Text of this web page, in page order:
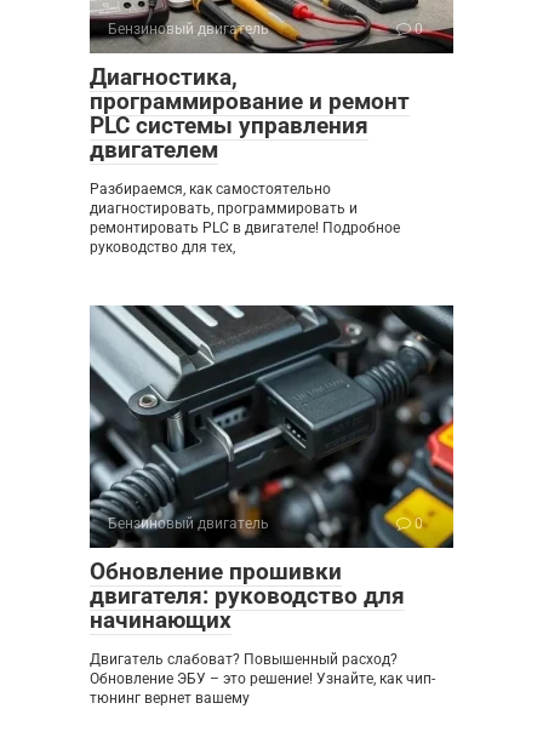
Бензиновый двигатель 0
Диагностика,
программирование и ремонт
PLC системы управления
двигателем
Разбираемся, как самостоятельно
диагностировать, программировать и
ремонтировать PLC в двигателе! Подробное
руководство для тех,
Бензиновый двигатель 0
Обновление прошивки
двигателя: руководство для
начинающих
Двигатель слабоват? Повышенный расход?
Обновление ЭБУ – это решение! Узнайте, как чип-
тюнинг вернет вашему